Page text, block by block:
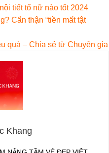
tiết tố nữ nào tốt 2024
Cẩn thận “tiền mất tật
quả – Chia sẻ từ Chuyên gia
Khang